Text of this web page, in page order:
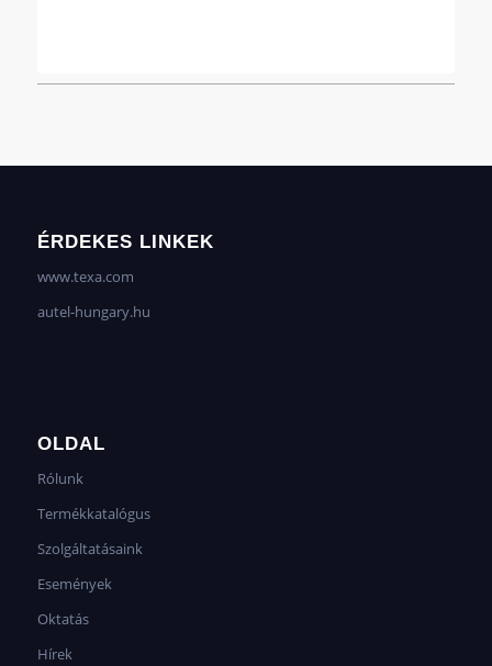
ÉRDEKES LINKEK
www.texa.com
autel-hungary.hu
OLDAL
Rólunk
Termékkatalógus
Szolgáltatásaink
Események
Oktatás
Hírek